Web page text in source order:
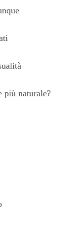
più naturale?